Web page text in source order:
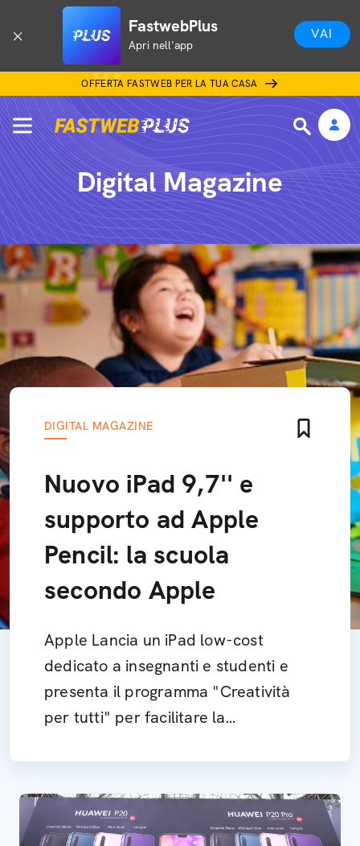
FastwebPlus
Apri nell'app
VAI
OFFERTA FASTWEB PER LA TUA CASA
Digital Magazine
DIGITAL MAGAZINE
Nuovo iPad 9,7'' e
supporto ad Apple
Pencil: la scuola
secondo Apple
Apple Lancia un iPad low-cost
dedicato a insegnanti e studenti e
presenta il programma "Creatività
per tutti" per facilitare la